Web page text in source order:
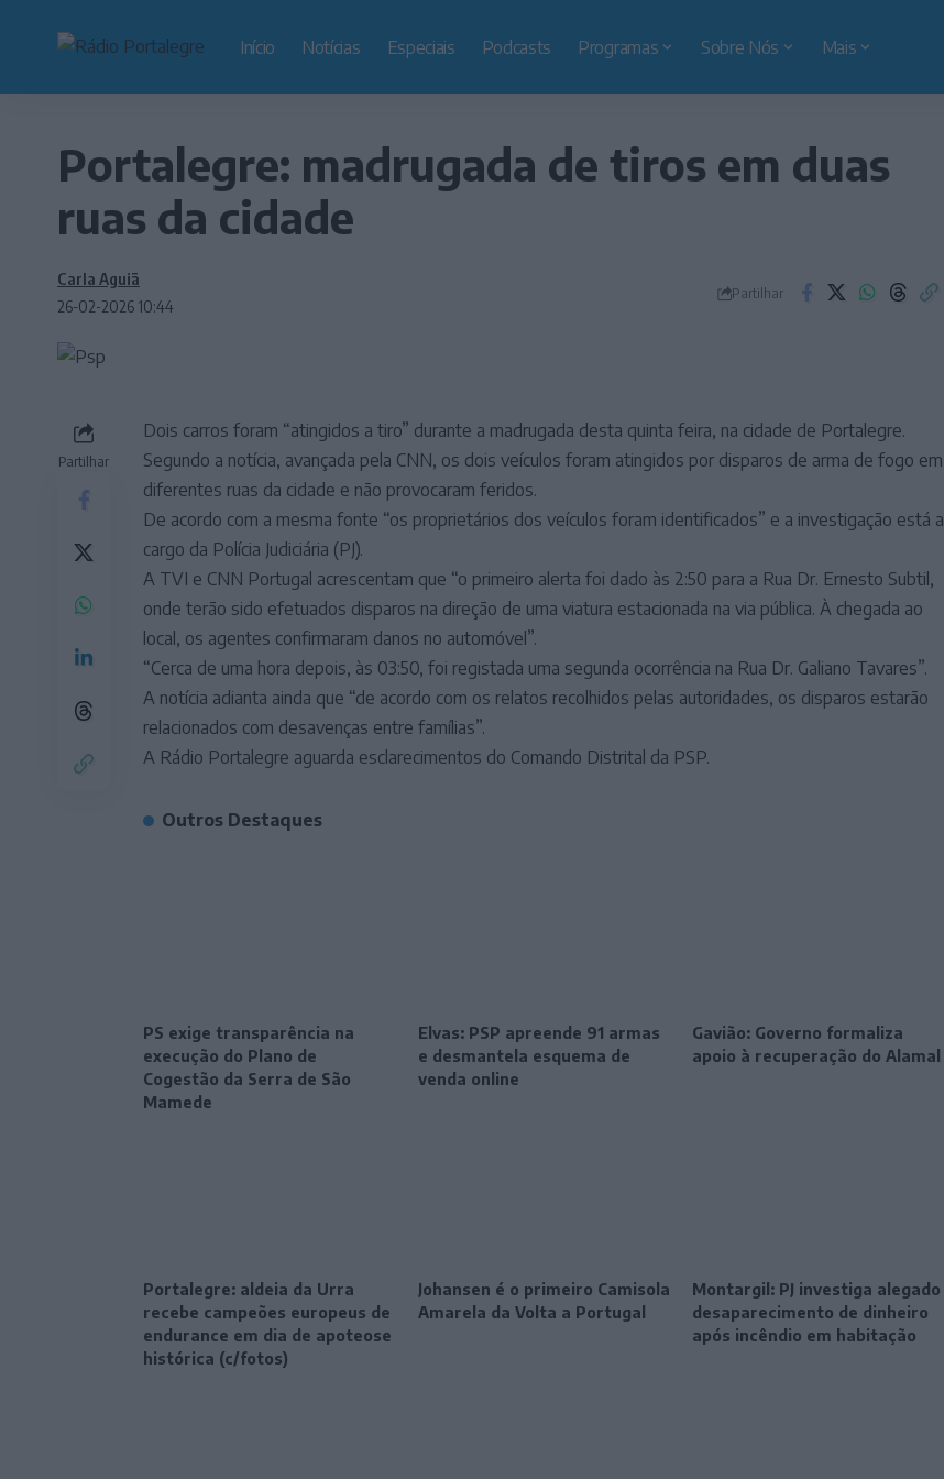
Início Notícias Especiais Podcasts Programas Sobre Nós Mais
Portalegre: madrugada de tiros em duas
ruas da cidade
26-02-2026 10:44
Carla Aguiã
Partilhar
Partilhar
Dois carros foram “atingidos a tiro” durante a madrugada desta quinta feira, na cidade de Portalegre.
Segundo a notícia, avançada pela CNN, os dois veículos foram atingidos por disparos de arma de fogo em
diferentes ruas da cidade e não provocaram feridos.
De acordo com a mesma fonte “os proprietários dos veículos foram identificados” e a investigação está a
cargo da Polícia Judiciária (PJ).
A TVI e CNN Portugal acrescentam que “o primeiro alerta foi dado às 2:50 para a Rua Dr. Ernesto Subtil,
onde terão sido efetuados disparos na direção de uma viatura estacionada na via pública. À chegada ao
local, os agentes confirmaram danos no automóvel”.
“Cerca de uma hora depois, às 03:50, foi registada uma segunda ocorrência na Rua Dr. Galiano Tavares”.
A notícia adianta ainda que “de acordo com os relatos recolhidos pelas autoridades, os disparos estarão
relacionados com desavenças entre famílias”.
A Rádio Portalegre aguarda esclarecimentos do Comando Distrital da PSP.
Outros Destaques
PS exige transparência na
execução do Plano de
Cogestão da Serra de São
Mamede
Elvas: PSP apreende 91 armas
e desmantela esquema de
venda online
Gavião: Governo formaliza
apoio à recuperação do Alamal
Portalegre: aldeia da Urra
recebe campeões europeus de
endurance em dia de apoteose
histórica (c/fotos)
Johansen é o primeiro Camisola
Amarela da Volta a Portugal
Montargil: PJ investiga alegado
desaparecimento de dinheiro
após incêndio em habitação